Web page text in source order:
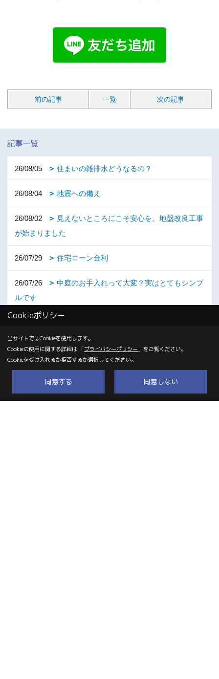
前の記事 一覧 次の記事
記事一覧
26/08/05 住まいの雑排水どうなるの？
26/08/04 地震への備え
26/08/02
見えないところにこそ安心を。地盤改良工事
が始まりました
26/07/29 住宅ローン金利
26/07/26
中庭のお手入れって大変？実はとてもシンプ
ルです
26/07/19 見えなくなる場所だからこそ
26/07/16 Z空調の配管工事を行いました！
Cookieポリシー
当サイトではCookieを使用します。
Cookieの使用に関する詳細は 「プライバシーポリシー 」をご覧ください。
Cookieを受け入れるか拒否するか選択してください。
同意する 同意しない